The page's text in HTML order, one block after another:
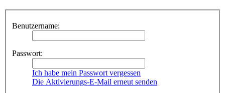
Benutzername:
Passwort:
Ich habe mein Passwort vergessen
Die Aktivierungs-E-Mail erneut senden